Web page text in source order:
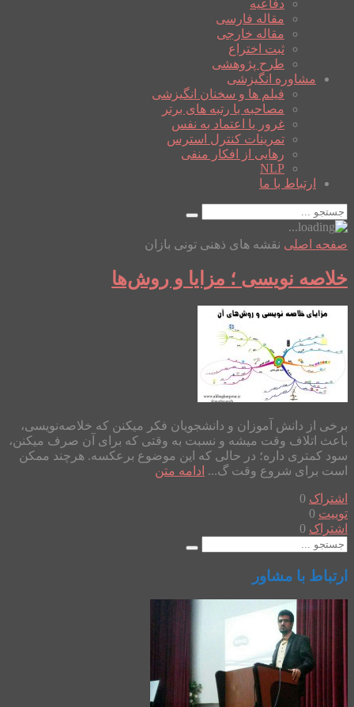
دفاعیه
مقاله فارسی
مقاله خارجی
ثبت اختراع
طرح پژوهشی
مشاوره انگیزشی
فیلم ها و سخنان انگیزشی
مصاحبه با رتبه های برتر
غرور یا اعتماد به نفس
تمرینات کنترل استرس
رهایی از افکار منفی
NLP
ارتباط با ما
صفحه اصلی نقشه های ذهنی تونی بازان
خلاصه نویسی ؛ مزایا و روش‌ها
برخی از دانش آموزان و دانشجویان فکر میکنن که خلاصه‌نویسی،
باعث اتلاف وقت میشه و نسبت به وقتی که برای آن صرف میکنن،
سود کمتری داره؛ در حالی که این موضوع برعکسه. هرچند ممکن
است برای شروع وقت گ... ادامه متن
اشتراک 0
توییت 0
اشتراک 0
ارتباط با مشاور